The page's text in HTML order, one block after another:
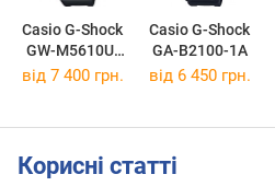
Casio G-Shock
GW-M5610U-
1E
Casio G-Shock
GA-B2100-1A
від 7 400 грн. від 6 450 грн.
Корисні статті